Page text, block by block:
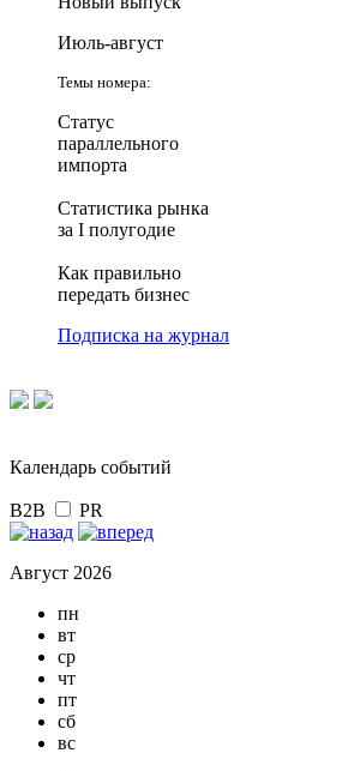
Июль-август
Темы номера:
Статус
параллельного
импорта
Статистика рынка
за I полугодие
Как правильно
передать бизнес
Подписка на журнал
Календарь событий
B2B PR
Август 2026
пн
вт
ср
чт
пт
сб
вс